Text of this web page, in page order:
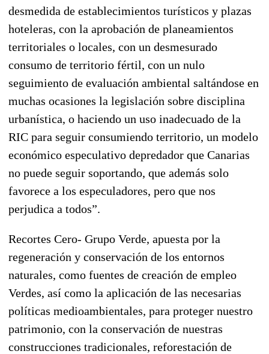
desmedida de establecimientos turísticos y plazas
hoteleras, con la aprobación de planeamientos
territoriales o locales, con un desmesurado
consumo de territorio fértil, con un nulo
seguimiento de evaluación ambiental saltándose en
muchas ocasiones la legislación sobre disciplina
urbanística, o haciendo un uso inadecuado de la
RIC para seguir consumiendo territorio, un modelo
económico especulativo depredador que Canarias
no puede seguir soportando, que además solo
favorece a los especuladores, pero que nos
perjudica a todos”.
Recortes Cero- Grupo Verde, apuesta por la
regeneración y conservación de los entornos
naturales, como fuentes de creación de empleo
Verdes, así como la aplicación de las necesarias
políticas medioambientales, para proteger nuestro
patrimonio, con la conservación de nuestras
construcciones tradicionales, reforestación de